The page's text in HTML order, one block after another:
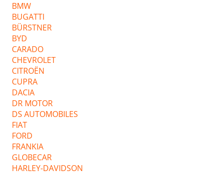
BMW
BUGATTI
BÜRSTNER
BYD
CARADO
CHEVROLET
CITROËN
CUPRA
DACIA
DR MOTOR
DS AUTOMOBILES
FIAT
FORD
FRANKIA
GLOBECAR
HARLEY-DAVIDSON